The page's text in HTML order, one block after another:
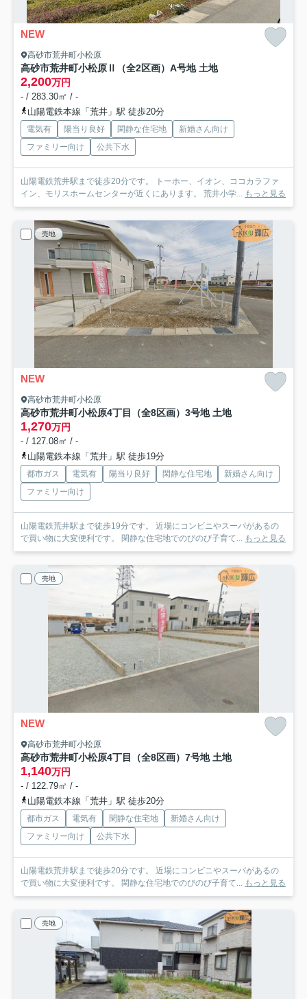
NEW
高砂市荒井町小松原
高砂市荒井町小松原Ⅱ（全2区画）A号地 土地
2,200万円
- / 283.30㎡ / -
山陽電鉄本線「荒井」駅 徒歩20分
電気有 陽当り良好 閑静な住宅地
新婚さん向け
ファミリー向け
公共下水
山陽電鉄荒井駅まで徒歩20分です。 トーホー、イオン、ココカラファ
イン、モリスホームセンターが近くにあります。 荒井小学... もっと見る
売地
NEW
高砂市荒井町小松原
高砂市荒井町小松原4丁目（全8区画）3号地 土地
1,270万円
- / 127.08㎡ / -
山陽電鉄本線「荒井」駅 徒歩19分
都市ガス 電気有 陽当り良好 閑静な住宅地
新婚さん向け
ファミリー向け
山陽電鉄荒井駅まで徒歩19分です。 近場にコンビニやスーパがあるの
で買い物に大変便利です。 閑静な住宅地でのびのび子育て... もっと見る
売地
NEW
高砂市荒井町小松原
高砂市荒井町小松原4丁目（全8区画）7号地 土地
1,140万円
- / 122.79㎡ / -
山陽電鉄本線「荒井」駅 徒歩20分
都市ガス 電気有 閑静な住宅地
新婚さん向け
ファミリー向け
公共下水
山陽電鉄荒井駅まで徒歩20分です。 近場にコンビニやスーパがあるの
で買い物に大変便利です。 閑静な住宅地でのびのび子育て... もっと見る
売地